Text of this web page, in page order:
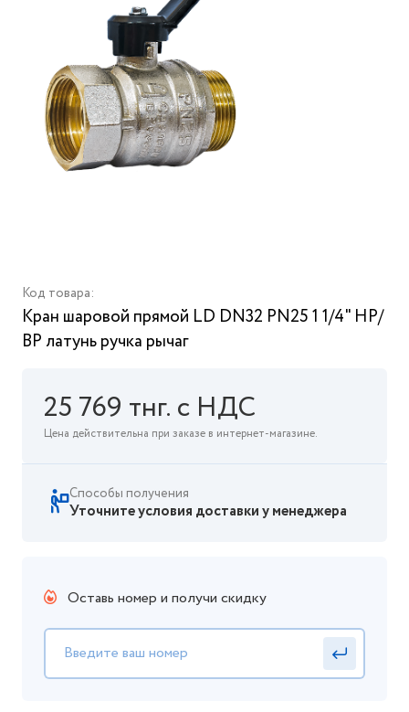
Код товара:
Кран шаровой прямой LD DN32 PN25 1 1/4" НР/
ВР латунь ручка рычаг
25 769 тнг. с НДС
Цена действительна при заказе в интернет-магазине.
Способы получения
Уточните условия доставки у менеджера
Оставь номер и получи скидку